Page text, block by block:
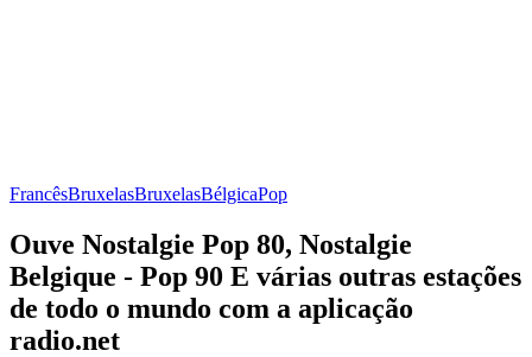
FrancêsBruxelasBruxelasBélgicaPop
Ouve Nostalgie Pop 80, Nostalgie
Belgique - Pop 90 E várias outras estações
de todo o mundo com a aplicação
radio.net